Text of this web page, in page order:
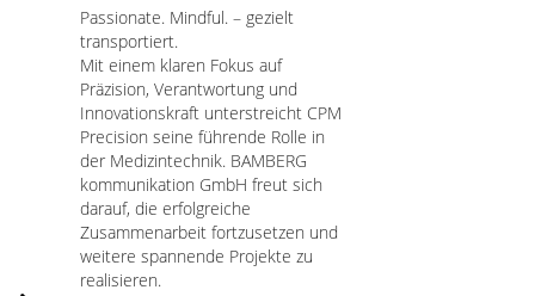
Passionate. Mindful. – gezielt
transportiert.
Mit einem klaren Fokus auf
Präzision, Verantwortung und
Innovationskraft unterstreicht CPM
Precision seine führende Rolle in
der Medizintechnik. BAMBERG
kommunikation GmbH freut sich
darauf, die erfolgreiche
Zusammenarbeit fortzusetzen und
weitere spannende Projekte zu
realisieren.